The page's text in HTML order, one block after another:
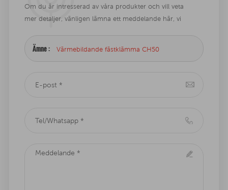
Om du är intresserad av våra produkter och vill veta
mer detaljer, vänligen lämna ett meddelande här, vi
Ämne : Värmebildande fästklämma CH50